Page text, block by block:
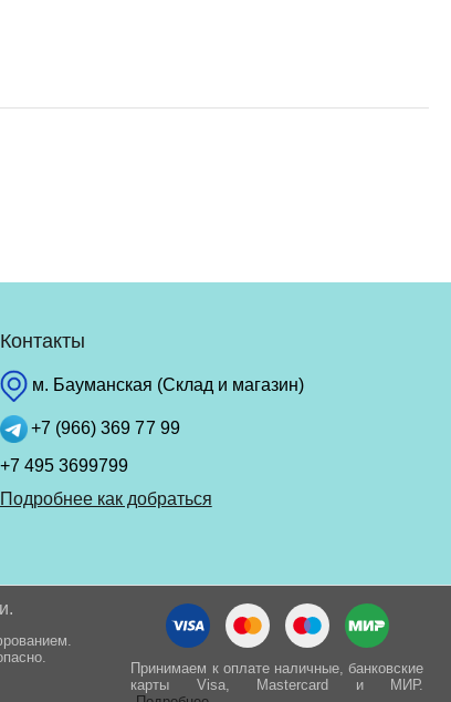
Контакты
м. Бауманская (Склад и магазин)
+7 (966) 369 77 99
+7 495 3699799
Подробнее как добраться
Принимаем к оплате наличные, банковские
карты Visa, Mastercard и МИР.